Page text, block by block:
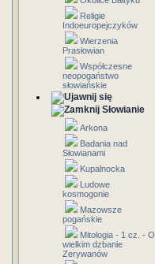
Religie
Indoeuropejczyków
Wierzenia
Prasłowian
Współczesne
neopogaństwo
słowiańskie
Słowianie
Arkona
Badania nad
Słowianami
Kupalnocka
Ludowe
kosmogonie
Mazowsze
pogańskie
Mitologia - 1 cz. - O
wielkim dzbanie
Zerywanów